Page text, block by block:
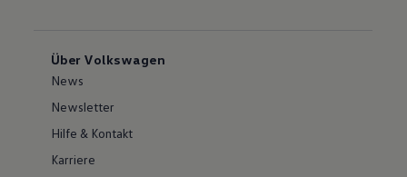
Über Volkswagen
News
Newsletter
Hilfe & Kontakt
Karriere